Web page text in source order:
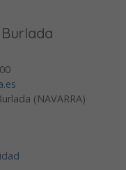
(NAVARRA)